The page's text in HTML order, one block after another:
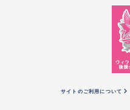
サイトのご利用について